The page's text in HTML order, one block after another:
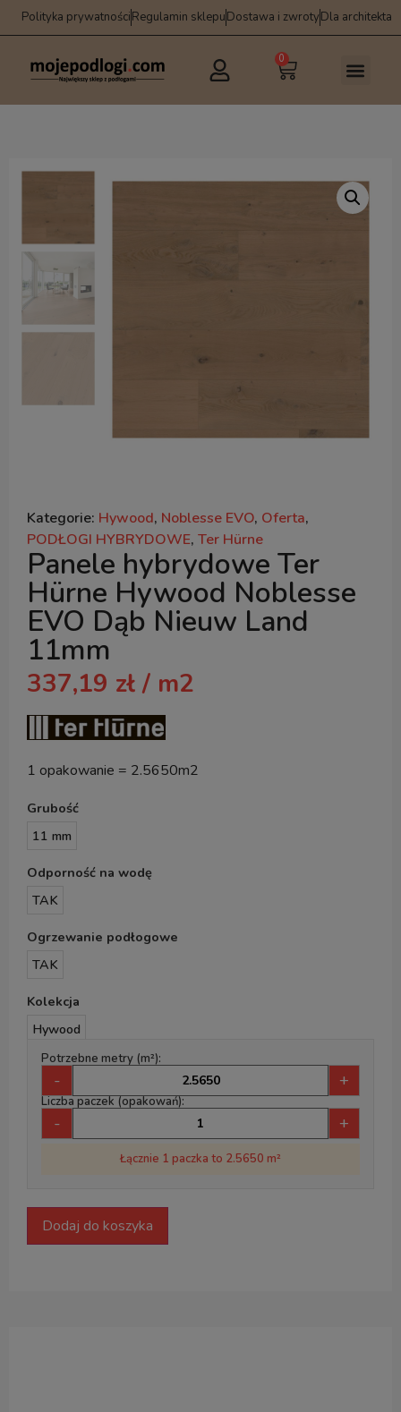
Polityka prywatnościRegulamin sklepuDostawa i zwrotyDla architekta
0
Kategorie: Hywood, Noblesse EVO, Oferta,
PODŁOGI HYBRYDOWE, Ter Hürne
Panele hybrydowe Ter
Hürne Hywood Noblesse
EVO Dąb Nieuw Land
11mm
337,19 zł / m2
1 opakowanie = 2.5650m2
Grubość
11 mm
Odporność na wodę
TAK
Ogrzewanie podłogowe
TAK
Kolekcja
Hywood
Potrzebne metry (m²):
- +
Liczba paczek (opakowań):
- +
Łącznie 1 paczka to 2.5650 m²
Dodaj do koszyka